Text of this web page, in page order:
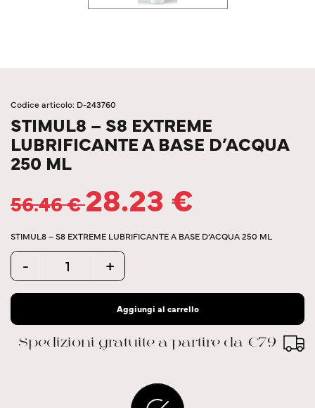
Codice articolo: D-243760
STIMUL8 – S8 EXTREME
LUBRIFICANTE A BASE D’ACQUA
250 ML
56.46€28.23 €
STIMUL8 – S8 EXTREME LUBRIFICANTE A BASE D’ACQUA 250 ML
Quantity
- +
Aggiungi al carrello
Spedizioni gratuite a partire da €79